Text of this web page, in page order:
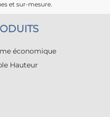
et sur-mesure.
économique
Hauteur